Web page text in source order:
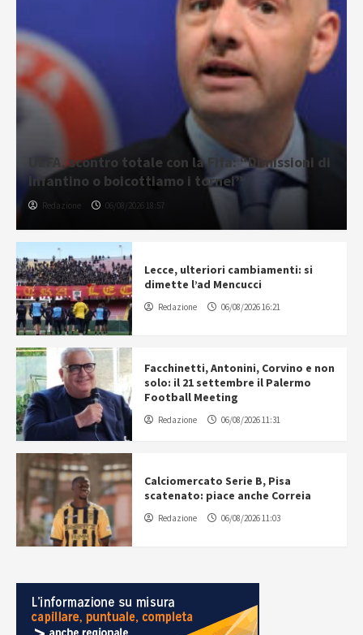
UEFA, scontro totale con la Fifa: “Dimissioni di
Infantino o boicottiamo i tornei”
Redazione 06/08/2026 18:57
Lecce, ulteriori cambiamenti: si
dimette l’ad Mencucci
Redazione 06/08/2026 16:21
Facchinetti, Antonini, Corvino e non
solo: il 21 settembre il Palermo
Football Meeting
Redazione 06/08/2026 11:31
Calciomercato Serie B, Pisa
scatenato: piace anche Correia
Redazione 06/08/2026 11:03